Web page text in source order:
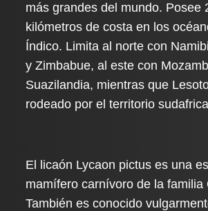
más grandes del mundo. Posee
kilómetros de costa en los
Índico. Limita al norte con
y Zimbabue, al este con
Suazilandia, mientras que
rodeado por el territorio
El licaón Lycaon pictus es una
mamífero carnívoro de la familia
También es conocido